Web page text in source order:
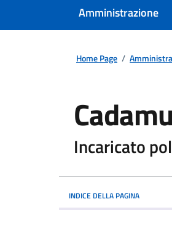
Amministrazione
Home Page /
Incaricato
INDICE DELLA PAGINA